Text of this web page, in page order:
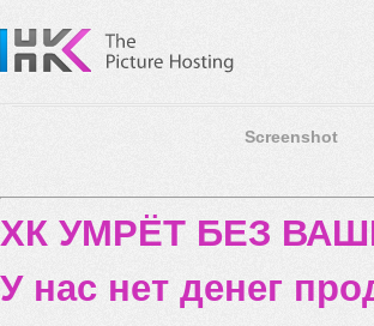
Screenshot
ХК УМРЁТ БЕЗ
У нас нет денег